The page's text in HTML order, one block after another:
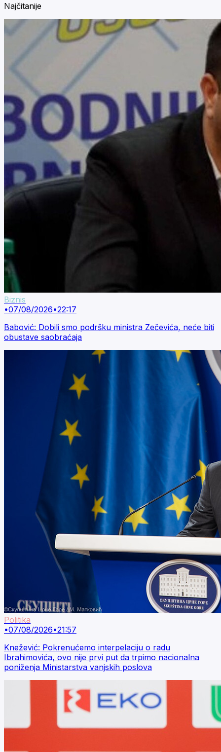
Najčitanije
Biznis
•07/08/2026•22:17
Babović: Dobili smo podršku ministra Zečevića, neće biti
obustave saobraćaja
Politika
•07/08/2026•21:57
Knežević: Pokrenućemo interpelaciju o radu
Ibrahimovića, ovo nije prvi put da trpimo nacionalna
poniženja Ministarstva vanjskih poslova